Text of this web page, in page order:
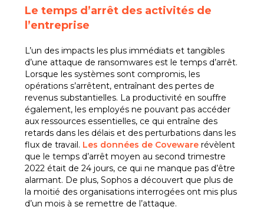
Le temps d’arrêt des activités de
l’entreprise
L’un des impacts les plus immédiats et tangibles
d’une attaque de ransomwares est le temps d’arrêt.
Lorsque les systèmes sont compromis, les
opérations s’arrêtent, entraînant des pertes de
revenus substantielles. La productivité en souffre
également, les employés ne pouvant pas accéder
aux ressources essentielles, ce qui entraîne des
retards dans les délais et des perturbations dans les
flux de travail. Les données de Coveware révèlent
que le temps d’arrêt moyen au second trimestre
2022 était de 24 jours, ce qui ne manque pas d’être
alarmant. De plus, Sophos a découvert que plus de
la moitié des organisations interrogées ont mis plus
d’un mois à se remettre de l’attaque.